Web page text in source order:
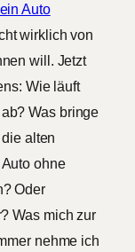
Auto
wirklich von
will. Jetzt
Wie läuft
Was bringe
alten
ohne
Oder
Was mich zur
nehme ich